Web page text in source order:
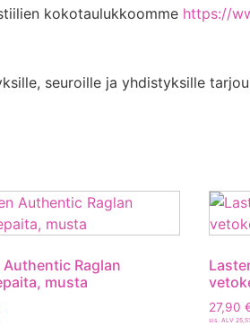
kokotaulukkoomme https://
seuroille ja yhdistyksille
Authentic Raglan
musta
27,90
sis. ALV